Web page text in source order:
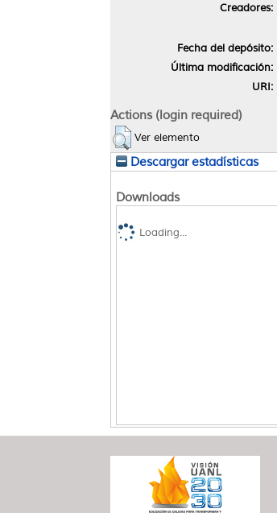
Creadores:
Fecha del depósito:
Última modificación:
URI:
Actions (login required)
Ver elemento
Descargar estadísticas
Downloads
Loading...